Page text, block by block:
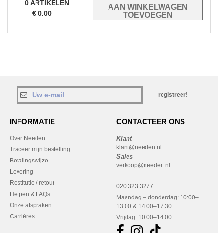
0ARTIKELEN
€ 0.00
registreer!
INFORMATIE
Over Needen
Traceer mijn bestelling
Betalingswijze
Levering
Restitutie / retour
Helpen & FAQs
Onze afspraken
Carrières
CONTACTEER ONS
Klant
klant@needen.nl
Sales
verkoop@needen.nl
020 323 3277
Maandag – donderdag: 10:00–
13:00 & 14:00–17:30
Vrijdag: 10:00–14:00